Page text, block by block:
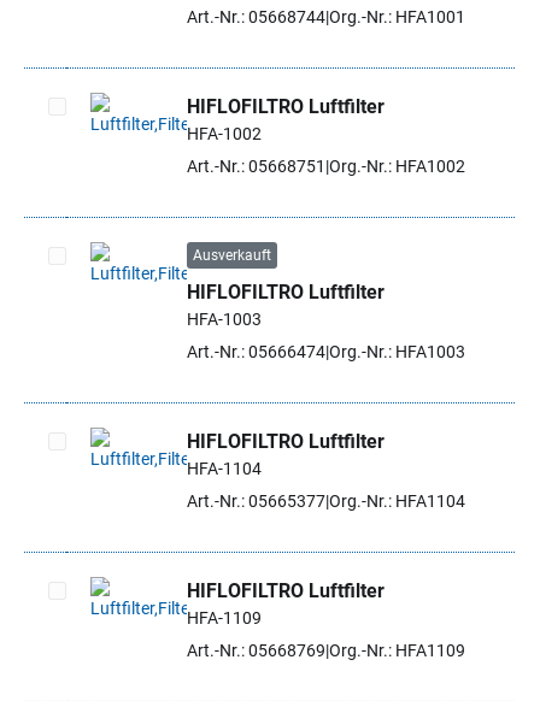
Art.-Nr.: 05668744Org.-Nr.: HFA1001
Artikel auswählen
HIFLOFILTRO Luftfilter
HFA-1002
Art.-Nr.: 05668751 Org.-Nr.: HFA1002
Artikel auswählen
Ausverkauft
HIFLOFILTRO Luftfilter
HFA-1003
Art.-Nr.: 05666474Org.-Nr.: HFA1003
Artikel auswählen
HIFLOFILTRO Luftfilter
HFA-1104
Art.-Nr.: 05665377Org.-Nr.: HFA1104
Artikel auswählen
HIFLOFILTRO Luftfilter
HFA-1109
Art.-Nr.: 05668769 Org.-Nr.: HFA1109